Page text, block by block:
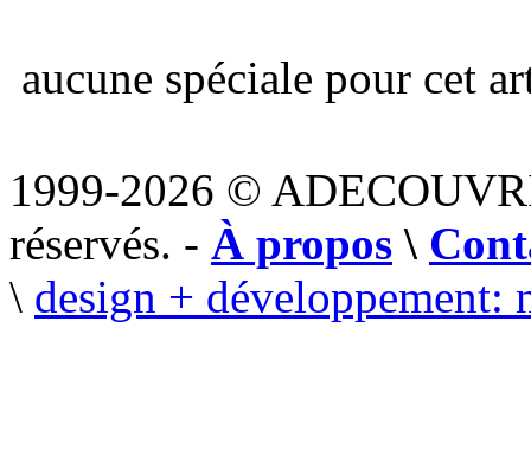
aucune spéciale pour cet
1999-2026 ©
réservés. - À propos \
\ design + développement: